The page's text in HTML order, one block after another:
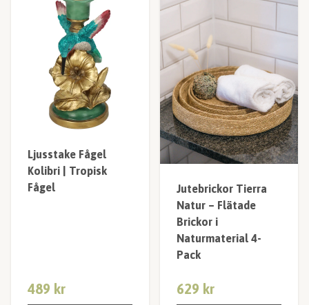
Ljusstake Fågel
Kolibri | Tropisk
Fågel
489 kr
Jutebrickor Tierra
Natur – Flätade
Brickor i
Naturmaterial 4-
Pack
629 kr